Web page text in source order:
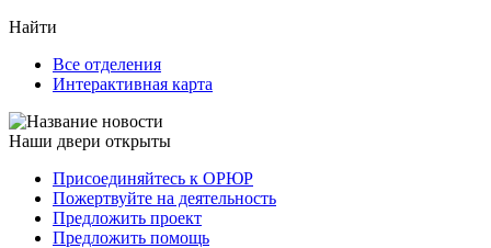
Найти
Все отделения
Интерактивная карта
Наши двери открыты
Присоединяйтесь к ОРЮР
Пожертвуйте на деятельность
Предложить проект
Предложить помощь